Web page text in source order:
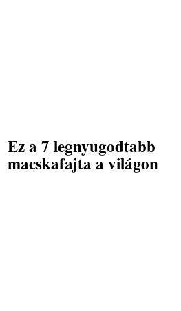
Ez a 7 legnyugodtabb
macskafajta a világon